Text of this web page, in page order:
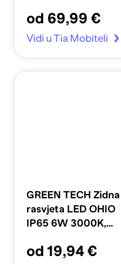
od 69,99 €
Vidi u Tia Mobiteli
GREEN TECH Zidna
rasvjeta LED OHIO
IP65 6W 3000K,
od 19,94 €